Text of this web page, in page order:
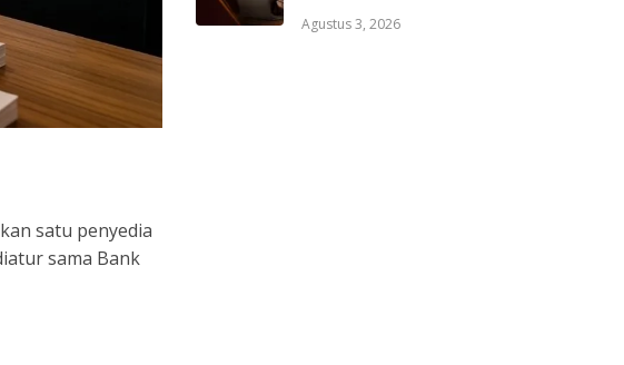
satu penyedia
sama Bank
Agustus 3, 2026